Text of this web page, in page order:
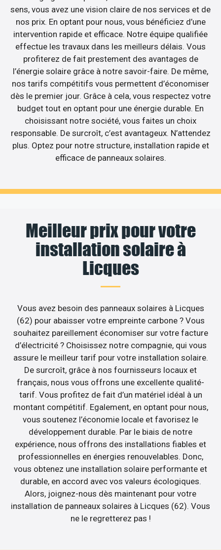
sens, vous avez une vision claire de nos services et de
nos prix. En optant pour nous, vous bénéficiez d’une
intervention rapide et efficace. Notre équipe qualifiée
effectue les travaux dans les meilleurs délais. Vous
profiterez de fait prestement des avantages de
l’énergie solaire grâce à notre savoir-faire. De même,
nos tarifs compétitifs vous permettent d’économiser
dès le premier jour. Grâce à cela, vous respectez votre
budget tout en optant pour une énergie durable. En
choisissant notre société, vous faites un choix
responsable. De surcroît, c’est avantageux. N’attendez
plus. Optez pour notre structure, installation rapide et
efficace de panneaux solaires.
Meilleur prix pour votre
installation solaire à
Licques
Vous avez besoin des panneaux solaires à Licques
(62) pour abaisser votre empreinte carbone ? Vous
souhaitez pareillement économiser sur votre facture
d’électricité ? Choisissez notre compagnie, qui vous
assure le meilleur tarif pour votre installation solaire.
De surcroît, grâce à nos fournisseurs locaux et
français, nous vous offrons une excellente qualité-
tarif. Vous profitez de fait d’un matériel idéal à un
montant compétitif. Egalement, en optant pour nous,
vous soutenez l’économie locale et favorisez le
développement durable. Par le biais de notre
expérience, nous offrons des installations fiables et
professionnelles en énergies renouvelables. Donc,
vous obtenez une installation solaire performante et
durable, en accord avec vos valeurs écologiques.
Alors, joignez-nous dès maintenant pour votre
installation de panneaux solaires à Licques (62). Vous
ne le regretterez pas !